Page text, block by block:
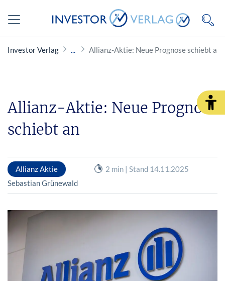
Investor Verlag Allianz-Aktie: Neue Prognose schiebt an
Allianz-Aktie: Neue Prognose
schiebt an
Allianz Aktie
2 min | Stand 14.11.2025
Sebastian Grünewald